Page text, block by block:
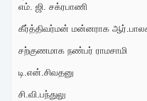
எம். ஜி. சக்ரபாணி
கீர்த்திவர்மன் மன்னராக
சற்குணமாக நண்பர் ராமசாமி
டி.என்.சிவதனு
சி.வி.பந்துலு